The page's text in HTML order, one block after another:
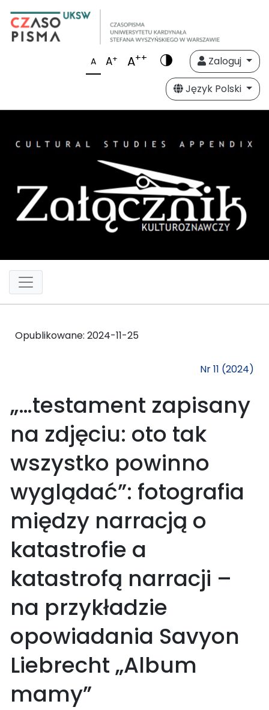
A A+ A++
Zaloguj
Język Polski
Opublikowane: 2024-11-25
Nr 11 (2024)
„…testament zapisany
na zdjęciu: oto tak
wszystko powinno
wyglądać”: fotografia
między narracją o
katastrofie a
katastrofą narracji –
na przykładzie
opowiadania Savyon
Liebrecht „Album
mamy”